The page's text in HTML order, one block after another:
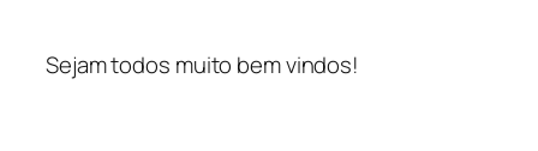
Sejam todos muito bem vindos!